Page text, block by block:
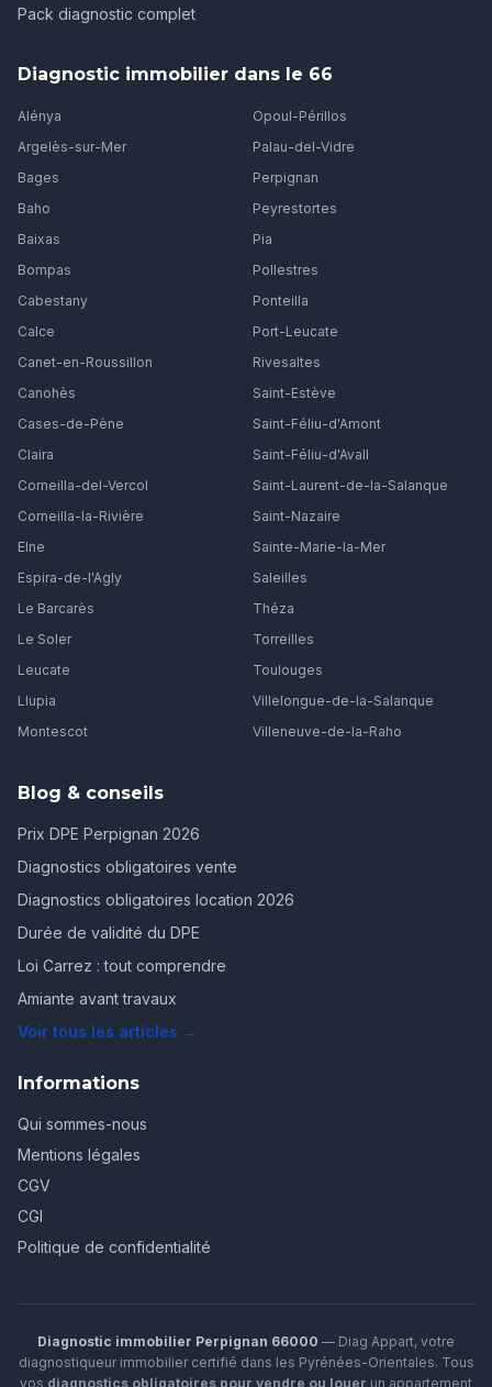
Pack diagnostic complet
Diagnostic immobilier dans le 66
Alénya
Argelès-sur-Mer
Bages
Baho
Baixas
Bompas
Cabestany
Calce
Canet-en-Roussillon
Canohès
Cases-de-Pène
Claira
Corneilla-del-Vercol
Corneilla-la-Rivière
Elne
Espira-de-l'Agly
Le Barcarès
Le Soler
Leucate
Llupia
Montescot
Opoul-Périllos
Palau-del-Vidre
Perpignan
Peyrestortes
Pia
Pollestres
Ponteilla
Port-Leucate
Rivesaltes
Saint-Estève
Saint-Féliu-d'Amont
Saint-Féliu-d'Avall
Saint-Laurent-de-la-Salanque
Saint-Nazaire
Sainte-Marie-la-Mer
Saleilles
Théza
Torreilles
Toulouges
Villelongue-de-la-Salanque
Villeneuve-de-la-Raho
Blog & conseils
Prix DPE Perpignan 2026
Diagnostics obligatoires vente
Diagnostics obligatoires location 2026
Durée de validité du DPE
Loi Carrez : tout comprendre
Amiante avant travaux
Voir tous les articles →
Informations
Qui sommes-nous
Mentions légales
CGV
CGI
Politique de confidentialité
Diagnostic immobilier Perpignan 66000 — Diag Appart, votre
diagnostiqueur immobilier certifié dans les Pyrénées-Orientales. Tous
vos diagnostics obligatoires pour vendre ou louer un appartement